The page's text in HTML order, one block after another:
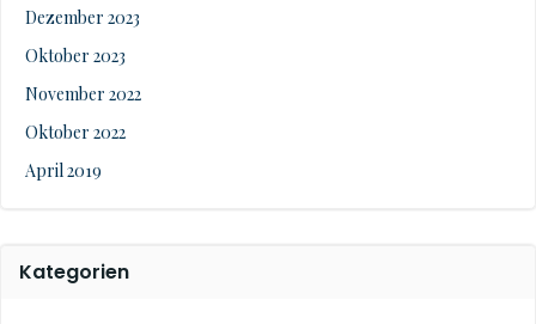
Dezember 2023
Oktober 2023
November 2022
Oktober 2022
April 2019
Kategorien